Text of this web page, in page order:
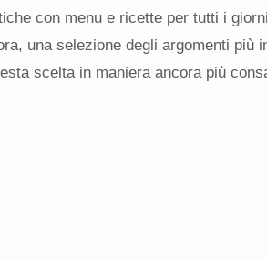
con menu e ricette per tutti i
una selezione degli argomenti più
scelta in maniera ancora più